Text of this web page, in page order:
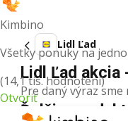
Kimbino
Všetky ponuky na
(14,1 tis. hodnotení)
Otvoriť
Lidl Ľad
Lidl Ľad akcia
Pre daný výraz sme
Ďalšie